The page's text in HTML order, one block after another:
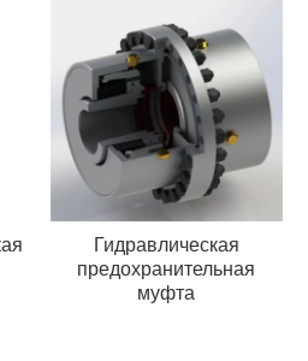
Гидравлическая
предохранительная
муфта